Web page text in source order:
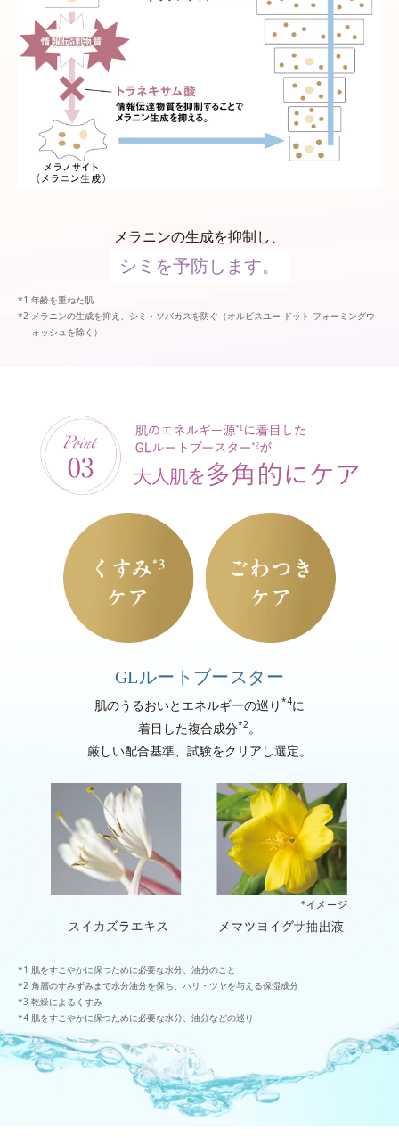
メラニンの生成を抑制し、
シミを予防します。
年齢を重ねた肌
メラニンの生成を抑え、シミ・ソバカスを防ぐ（オルビスユー ドット フォーミングウ
ォッシュを除く）
GLルートブースター
肌のうるおいとエネルギーの巡り *4に
着目した複合成分*2。
厳しい配合基準、試験をクリアし選定。
肌をすこやかに保つために必要な水分、油分のこと
角層のすみずみまで水分油分を保ち、ハリ・ツヤを与える保湿成分
乾燥によるくすみ
肌をすこやかに保つために必要な水分、油分などの巡り